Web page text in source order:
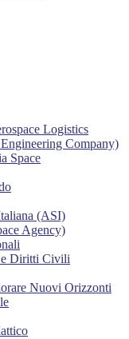
Logistics
Company)
Space
(ASI)
Agency)
e Diritti Civili
Nuovi Orizzonti